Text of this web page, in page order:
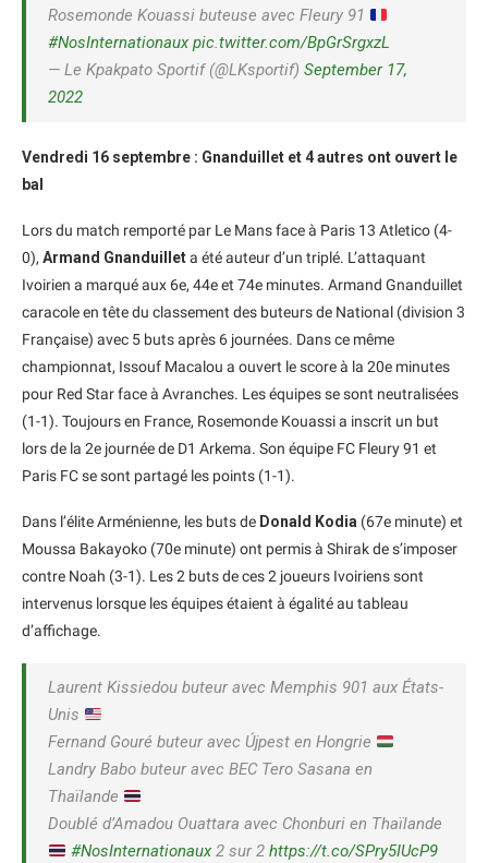
Rosemonde Kouassi buteuse avec Fleury 91
#NosInternationaux pic.twitter.com/BpGrSrgxzL
— Le Kpakpato Sportif (@LKsportif) September 17,
2022
Vendredi 16 septembre : Gnanduillet et 4 autres ont ouvert le
bal
Lors du match remporté par Le Mans face à Paris 13 Atletico (4-
0), Armand Gnanduilleta été auteur d’un triplé. L’attaquant
Ivoirien a marqué aux 6e, 44e et 74e minutes. Armand Gnanduillet
caracole en tête du classement des buteurs de National (division 3
Française) avec 5 buts après 6 journées. Dans ce même
championnat, Issouf Macalou a ouvert le score à la 20e minutes
pour Red Star face à Avranches. Les équipes se sont neutralisées
(1-1). Toujours en France, Rosemonde Kouassi a inscrit un but
lors de la 2e journée de D1 Arkema. Son équipe FC Fleury 91 et
Paris FC se sont partagé les points (1-1).
Dans l’élite Arménienne, les buts de Donald Kodia (67e minute) et
Moussa Bakayoko (70e minute) ont permis à Shirak de s’imposer
contre Noah (3-1). Les 2 buts de ces 2 joueurs Ivoiriens sont
intervenus lorsque les équipes étaient à égalité au tableau
d’affichage.
Laurent Kissiedou buteur avec Memphis 901 aux États-
Unis
Fernand Gouré buteur avec Újpest en Hongrie
Landry Babo buteur avec BEC Tero Sasana en
Thaïlande
Doublé d’Amadou Ouattara avec Chonburi en Thaïlande
#NosInternationaux 2 sur 2https://t.co/SPry5IUcP9